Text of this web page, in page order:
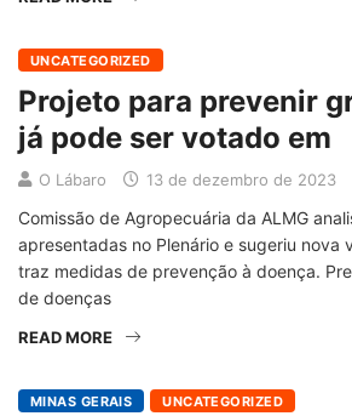
UNCATEGORIZED
Projeto para prevenir
já pode ser votado em
O Lábaro 13 de dezembro de 2023
Comissão de Agropecuária da ALMG
apresentadas no Plenário e sugeriu nova
traz medidas de prevenção à doença.
de doenças
READ MORE
MINAS GERAIS UNCATEGORIZED